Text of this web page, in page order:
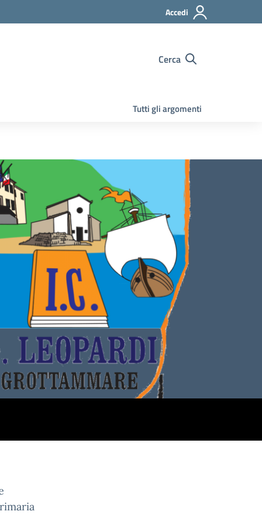
Accedi
Cerca
Tutti gli argomenti